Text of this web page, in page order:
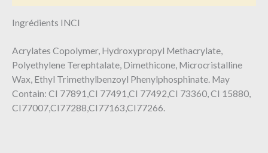
Ingrédients INCI
Acrylates Copolymer, Hydroxypropyl Methacrylate,
Polyethylene Terephtalate, Dimethicone, Microcristalline
Wax, Ethyl Trimethylbenzoyl Phenylphosphinate. May
Contain: CI 77891,CI 77491,CI 77492,CI 73360, CI 15880,
CI77007,CI77288,CI77163,CI77266.